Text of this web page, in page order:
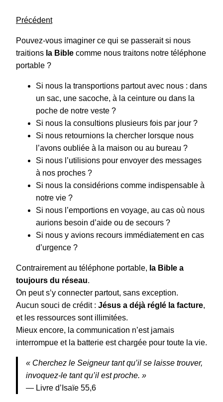
Précédent
Pouvez-vous imaginer ce qui se passerait si nous
traitions la Bible comme nous traitons notre téléphone
portable ?
Si nous la transportions partout avec nous : dans
un sac, une sacoche, à la ceinture ou dans la
poche de notre veste ?
Si nous la consultions plusieurs fois par jour ?
Si nous retournions la chercher lorsque nous
l’avons oubliée à la maison ou au bureau ?
Si nous l’utilisions pour envoyer des messages
à nos proches ?
Si nous la considérions comme indispensable à
notre vie ?
Si nous l’emportions en voyage, au cas où nous
aurions besoin d’aide ou de secours ?
Si nous y avions recours immédiatement en cas
d’urgence ?
Contrairement au téléphone portable, la Bible a
toujours du réseau.
On peut s’y connecter partout, sans exception.
Aucun souci de crédit : Jésus a déjà réglé la facture,
et les ressources sont illimitées.
Mieux encore, la communication n’est jamais
interrompue et la batterie est chargée pour toute la vie.
« Cherchez le Seigneur tant qu’il se laisse trouver,
invoquez-le tant qu’il est proche. »
— Livre d’Isaïe 55,6